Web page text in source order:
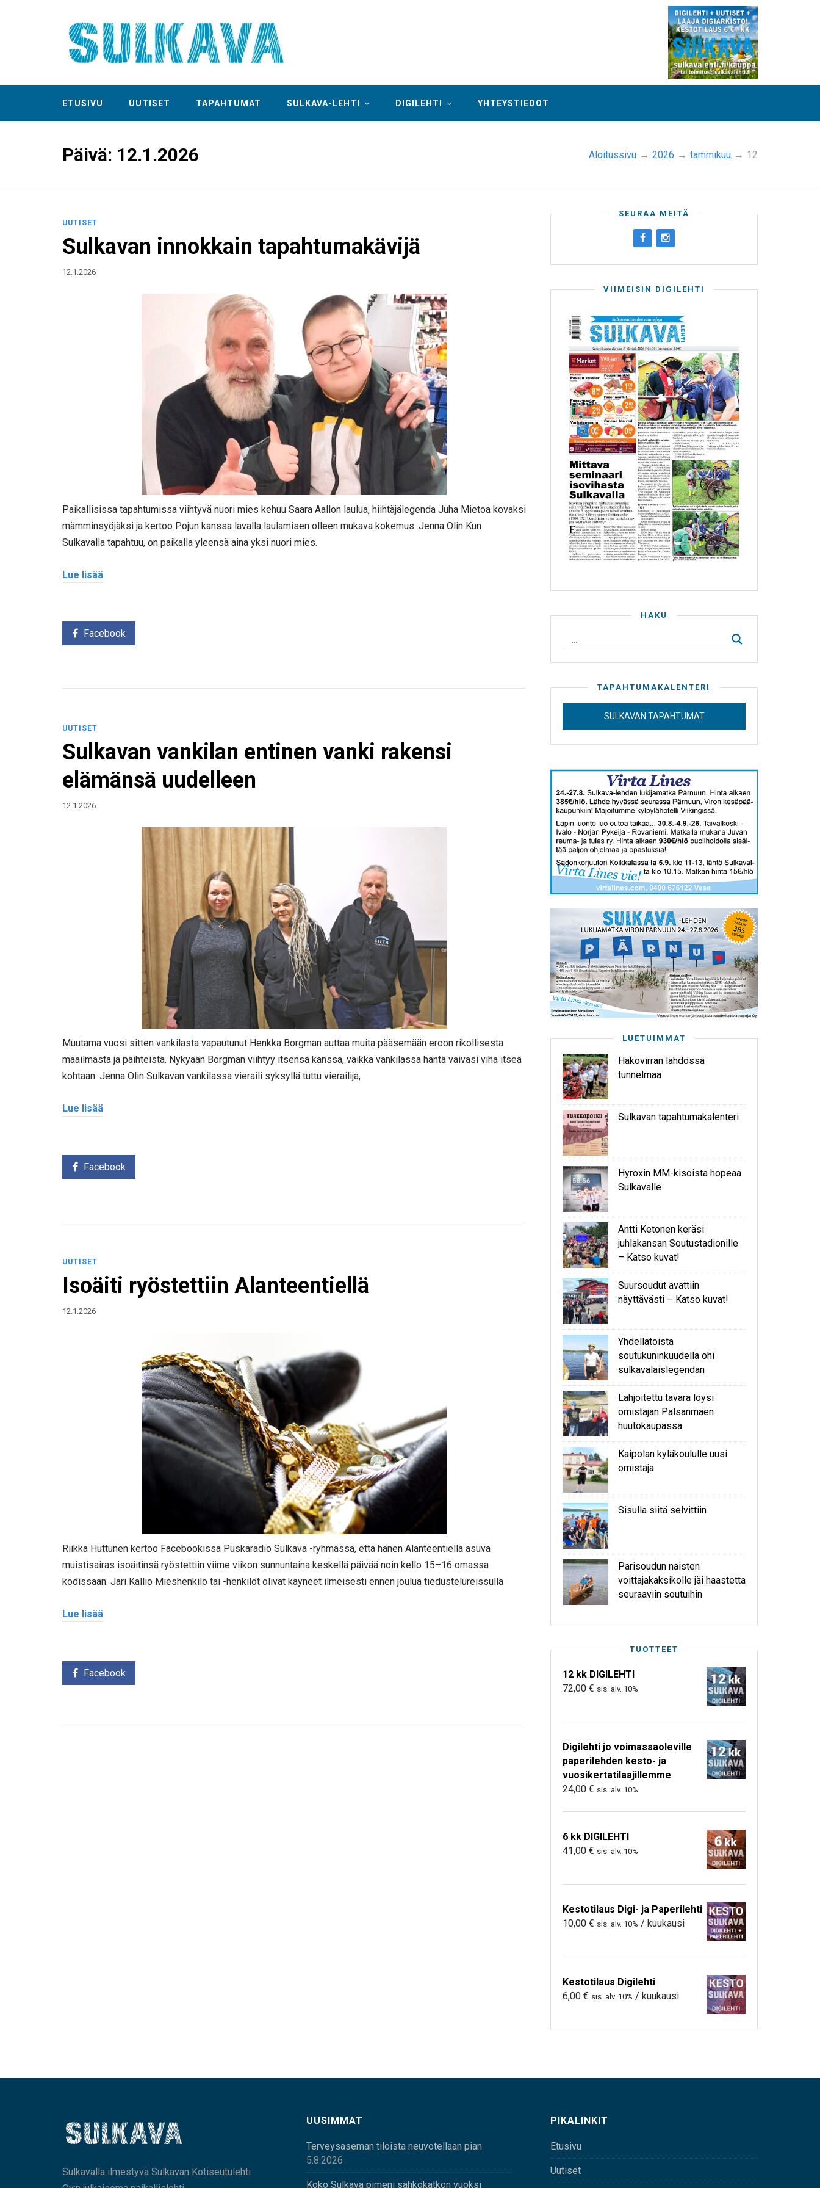
ETUSIVU UUTISET TAPAHTUMAT SULKAVA-LEHTI DIGILEHTI YHTEYSTIEDOT
Päivä: 12.1.2026 Aloitussivu → 2026 → tammikuu → 12
UUTISET
Sulkavan innokkain tapahtumakävijä
12.1.2026
Paikallisissa tapahtumissa viihtyvä nuori mies kehuu Saara Aallon laulua, hiihtäjälegenda Juha Mietoa kovaksi
mämminsyöjäksi ja kertoo Pojun kanssa lavalla laulamisen olleen mukava kokemus. Jenna Olin Kun
Sulkavalla tapahtuu, on paikalla yleensä aina yksi nuori mies.
Lue lisää
Facebook
UUTISET
Sulkavan vankilan entinen vanki rakensi
elämänsä uudelleen
12.1.2026
Muutama vuosi sitten vankilasta vapautunut Henkka Borgman auttaa muita pääsemään eroon rikollisesta
maailmasta ja päihteistä. Nykyään Borgman viihtyy itsensä kanssa, vaikka vankilassa häntä vaivasi viha itseä
kohtaan. Jenna Olin Sulkavan vankilassa vieraili syksyllä tuttu vierailija,
Lue lisää
Facebook
UUTISET
Isoäiti ryöstettiin Alanteentiellä
12.1.2026
Riikka Huttunen kertoo Facebookissa Puskaradio Sulkava -ryhmässä, että hänen Alanteentiellä asuva
muistisairas isoäitinsä ryöstettiin viime viikon sunnuntaina keskellä päivää noin kello 15–16 omassa
kodissaan. Jari Kallio Mieshenkilö tai -henkilöt olivat käyneet ilmeisesti ennen joulua tiedustelureissulla
Lue lisää
Facebook
SEURAA MEITÄ
VIIMEISIN DIGILEHTI
HAKU
TAPAHTUMAKALENTERI
SULKAVAN TAPAHTUMAT
LUETUIMMAT
Hakovirran lähdössä
tunnelmaa
Sulkavan tapahtumakalenteri
Hyroxin MM-kisoista hopeaa
Sulkavalle
Antti Ketonen keräsi
juhlakansan Soutustadionille
– Katso kuvat!
Suursoudut avattiin
näyttävästi – Katso kuvat!
Yhdellätoista
soutukuninkuudella ohi
sulkavalaislegendan
Lahjoitettu tavara löysi
omistajan Palsanmäen
huutokaupassa
Kaipolan kyläkoululle uusi
omistaja
Sisulla siitä selvittiin
Parisoudun naisten
voittajakaksikolle jäi haastetta
seuraaviin soutuihin
TUOTTEET
12 kk DIGILEHTI
72,00 € sis. alv. 10%
Digilehti jo voimassaoleville
paperilehden kesto- ja
vuosikertatilaajillemme
24,00 € sis. alv. 10%
6 kk DIGILEHTI
41,00 € sis. alv. 10%
Kestotilaus Digi- ja Paperilehti
10,00 € sis. alv. 10% / kuukausi
Kestotilaus Digilehti
6,00 € sis. alv. 10% / kuukausi
Sulkavalla ilmestyvä Sulkavan Kotiseutulehti
UUSIMMAT
Terveysaseman tiloista neuvotellaan pian
5.8.2026
Koko Sulkava pimeni sähkökatkon vuoksi
PIKALINKIT
Etusivu
Uutiset